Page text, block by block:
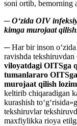
soni ortib, bemorning
─ O‘zida OIV
kimga murojaat
─ Har bir inson
ravishda
viloyatdagi OITSga
tumanlararo
murojaat qilish
keltirib chiqaradigan
kurashish
tekshiruvlar
maxfiylikka rioya